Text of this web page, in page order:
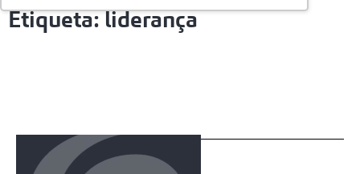
Etiqueta: liderança